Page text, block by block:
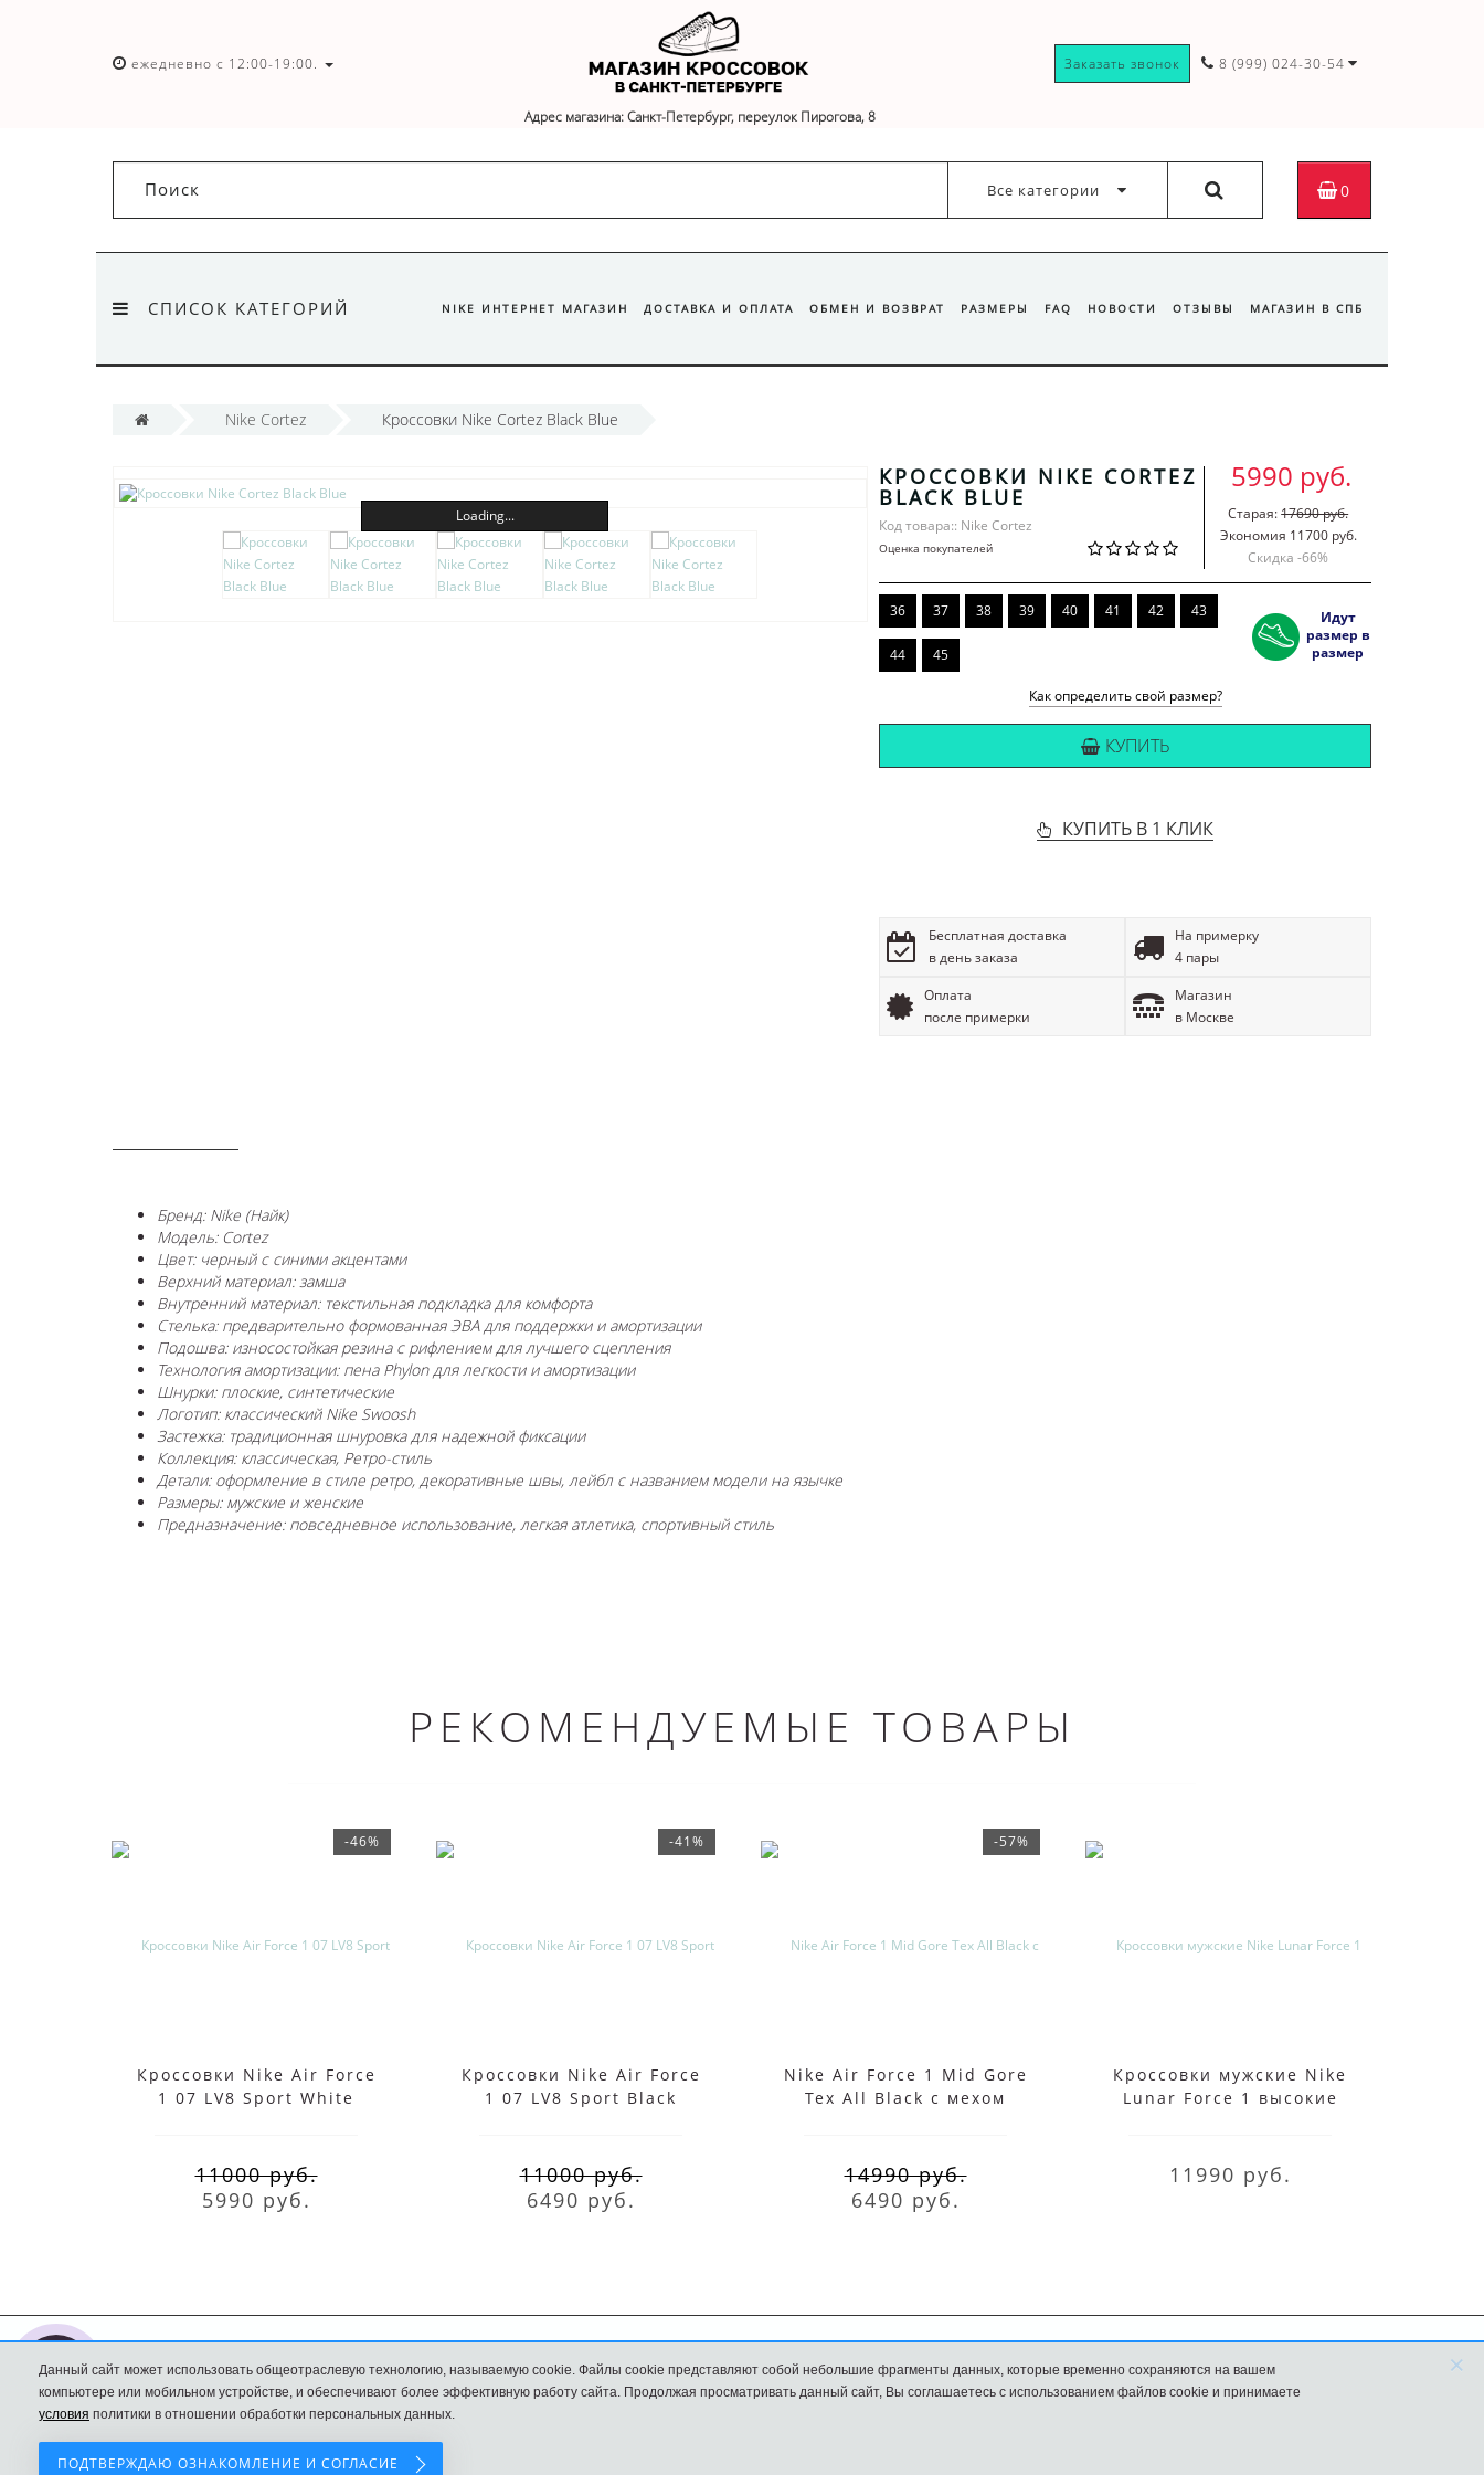
ежедневно с 12:00-19:00.
Адрес магазина: Санкт-Петербург, переулок Пирогова, 8
Заказать звонок 8 (999) 024-30-54
Все категории 0
СПИСОК КАТЕГОРИЙ NIKE ИНТЕРНЕТ МАГАЗИН ДОСТАВКА И ОПЛАТА ОБМЕН И ВОЗВРАТ РАЗМЕРЫ FAQ НОВОСТИ ОТЗЫВЫ МАГАЗИН В СПБ
Nike Cortez Кроссовки Nike Cortez Black Blue
Loading...
КРОССОВКИ NIKE CORTEZ
BLACK BLUE
Код товара:: Nike Cortez
Оценка покупателей
5990 руб.
Старая:17690 руб.
Экономия 11700 руб.
Скидка -66%
36 37 38 39 40 41 42 43
44 45
Идут
размер в
размер
Как определить свой размер?
КУПИТЬ
КУПИТЬ В 1 КЛИК
Бесплатная доставка
в день заказа
На примерку
4 пары
Оплата
после примерки
Магазин
в Москве
Бренд: Nike (Найк)
Модель: Cortez
Цвет: черный с синими акцентами
Верхний материал: замша
Внутренний материал: текстильная подкладка для комфорта
Стелька: предварительно формованная ЭВА для поддержки и амортизации
Подошва: износостойкая резина с рифлением для лучшего сцепления
Технология амортизации: пена Phylon для легкости и амортизации
Шнурки: плоские, синтетические
Логотип: классический Nike Swoosh
Застежка: традиционная шнуровка для надежной фиксации
Коллекция: классическая, Ретро-стиль
Детали: оформление в стиле ретро, декоративные швы, лейбл с названием модели на язычке
Размеры: мужские и женские
Предназначение: повседневное использование, легкая атлетика, спортивный стиль
РЕКОМЕНДУЕМЫЕ ТОВАРЫ
-46%
Кроссовки Nike Air Force
1 07 LV8 Sport White
11000 руб.
5990 руб.
-41%
Кроссовки Nike Air Force
1 07 LV8 Sport Black
11000 руб.
6490 руб.
-57%
Nike Air Force 1 Mid Gore
Tex All Black с мехом
14990 руб.
6490 руб.
Кроссовки мужские Nike
Lunar Force 1 высокие
11990 руб.
Nike интернет
магазин
Доставка и оплата Обмен и возврат Размеры FAQ
Новости
Политика
Конфиденциальности
Данный сайт может использовать общеотраслевую технологию, называемую cookie. Файлы cookie представляют собой небольшие фрагменты данных, которые временно сохраняются на вашем
компьютере или мобильном устройстве, и обеспечивают более эффективную работу сайта. Продолжая просматривать данный сайт, Вы соглашаетесь с использованием файлов cookie и принимаете
условия политики в отношении обработки персональных данных.
×
ПОДТВЕРЖДАЮ ОЗНАКОМЛЕНИЕ И СОГЛАСИЕ